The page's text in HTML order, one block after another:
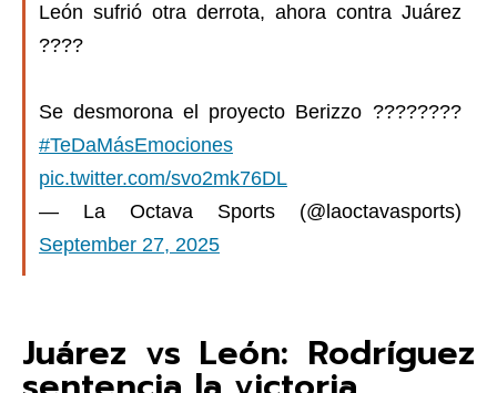
León sufrió otra derrota, ahora contra Juárez
????
Se desmorona el proyecto Berizzo ????????
#TeDaMásEmociones
pic.twitter.com/svo2mk76DL
— La Octava Sports (@laoctavasports)
September 27, 2025
Juárez vs León: Rodríguez